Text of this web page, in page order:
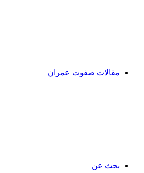
مقالات صفوت عمران
بحث عن